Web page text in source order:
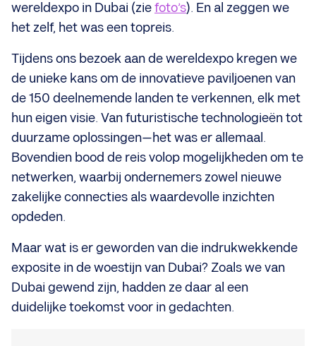
wereldexpo in Dubai (ziefoto’s). En al zeggen we
het zelf, het was een topreis.
Tijdens ons bezoek aan de wereldexpo kregen we
de unieke kans om de innovatieve paviljoenen van
de 150 deelnemende landen te verkennen, elk met
hun eigen visie. Van futuristische technologieën tot
duurzame oplossingen—het was er allemaal.
Bovendien bood de reis volop mogelijkheden om te
netwerken, waarbij ondernemers zowel nieuwe
zakelijke connecties als waardevolle inzichten
opdeden.
Maar wat is er geworden van die indrukwekkende
exposite in de woestijn van Dubai? Zoals we van
Dubai gewend zijn, hadden ze daar al een
duidelijke toekomst voor in gedachten.